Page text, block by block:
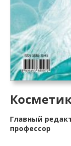
Главный
профессор